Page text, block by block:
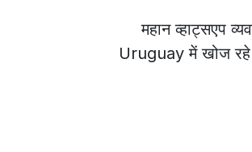
महान व्हाट्सएप
Uruguay में खोज रहे